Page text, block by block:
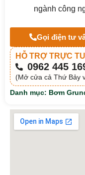
ngành công
Gọi điện tư
HỖ TRỢ TRỰC
0962 445
(Mở cửa cả Thứ Bảy
Danh mục: Bơm